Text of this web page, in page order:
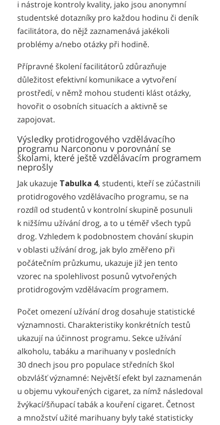
i nástroje kontroly kvality, jako jsou anonymní
studentské dotazníky pro každou hodinu či deník
facilitátora, do nějž zaznamenává jakékoli
problémy a/nebo otázky při hodině.
Přípravné školení facilitátorů zdůrazňuje
důležitost efektivní komunikace a vytvoření
prostředí, v němž mohou studenti klást otázky,
hovořit o osobních situacích a aktivně se
zapojovat.
Výsledky protidrogového vzdělávacího
programu Narcononu v porovnání se
školami, které ještě vzdělávacím programem
neprošly
Jak ukazuje Tabulka 4, studenti, kteří se zúčastnili
protidrogového vzdělávacího programu, se na
rozdíl od studentů v kontrolní skupině posunuli
k nižšímu užívání drog, a to u téměř všech typů
drog. Vzhledem k podobnostem chování skupin
v oblasti užívání drog, jak bylo změřeno při
počátečním průzkumu, ukazuje již jen tento
vzorec na spolehlivost posunů vytvořených
protidrogovým vzdělávacím programem.
Počet omezení užívání drog dosahuje statistické
významnosti. Charakteristiky konkrétních testů
ukazují na účinnost programu. Sekce užívání
alkoholu, tabáku a marihuany v posledních
30 dnech jsou pro populace středních škol
obzvlášť významné: Největší efekt byl zaznamenán
u objemu vykouřených cigaret, za nímž následoval
žvýkací/šňupací tabák a kouření cigaret. Četnost
a množství užité marihuany byly také statisticky